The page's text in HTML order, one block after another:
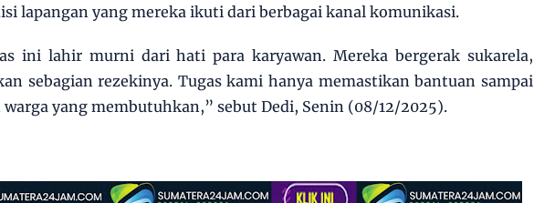
lapangan yang mereka ikuti dari berbagai kanal komunikasi.
ini lahir murni dari hati para karyawan. Mereka bergerak sukarela,
sebagian rezekinya. Tugas kami hanya memastikan bantuan sampai
yang membutuhkan,” sebut Dedi, Senin (08/12/2025).